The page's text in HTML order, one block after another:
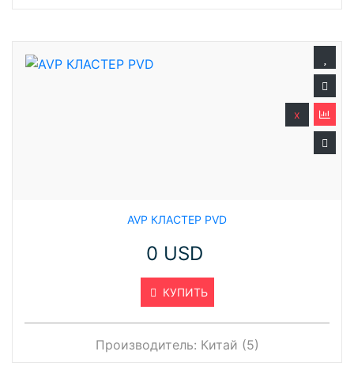
AVP КЛАСТЕР PVD
0 USD
КУПИТЬ
x
Производитель: Китай (5)